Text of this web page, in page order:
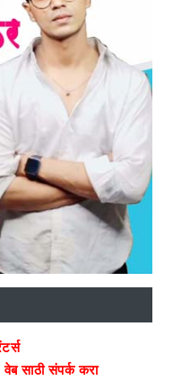
साठी संपर्क करा